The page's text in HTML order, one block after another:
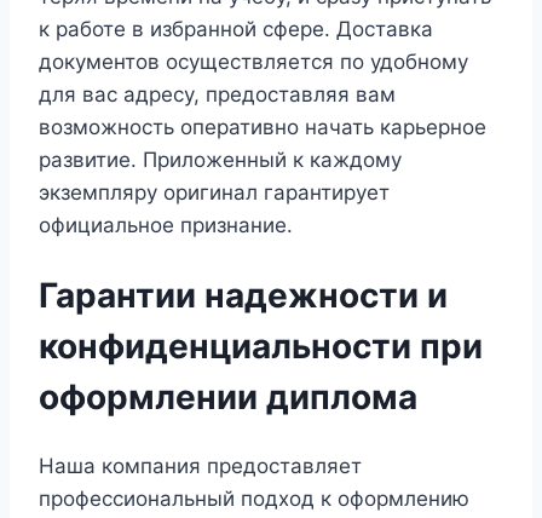
к работе в избранной сфере. Доставка
документов осуществляется по удобному
для вас адресу, предоставляя вам
возможность оперативно начать карьерное
развитие. Приложенный к каждому
экземпляру оригинал гарантирует
официальное признание.
Гарантии надежности и
конфиденциальности при
оформлении диплома
Наша компания предоставляет
профессиональный подход к оформлению